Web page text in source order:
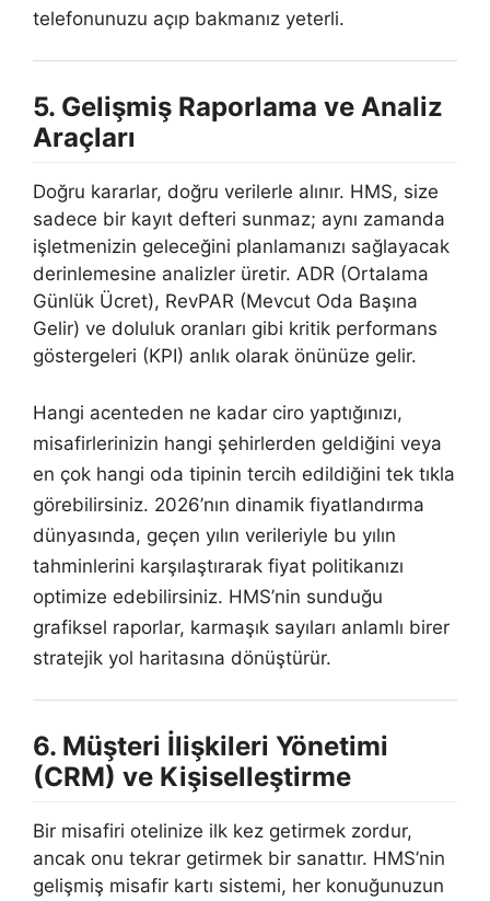
telefonunuzu açıp bakmanız yeterli.
5. Gelişmiş Raporlama ve Analiz
Araçları
Doğru kararlar, doğru verilerle alınır. HMS, size
sadece bir kayıt defteri sunmaz; aynı zamanda
işletmenizin geleceğini planlamanızı sağlayacak
derinlemesine analizler üretir. ADR (Ortalama
Günlük Ücret), RevPAR (Mevcut Oda Başına
Gelir) ve doluluk oranları gibi kritik performans
göstergeleri (KPI) anlık olarak önünüze gelir.
Hangi acenteden ne kadar ciro yaptığınızı,
misafirlerinizin hangi şehirlerden geldiğini veya
en çok hangi oda tipinin tercih edildiğini tek tıkla
görebilirsiniz. 2026’nın dinamik fiyatlandırma
dünyasında, geçen yılın verileriyle bu yılın
tahminlerini karşılaştırarak fiyat politikanızı
optimize edebilirsiniz. HMS’nin sunduğu
grafiksel raporlar, karmaşık sayıları anlamlı birer
stratejik yol haritasına dönüştürür.
6. Müşteri İlişkileri Yönetimi
(CRM) ve Kişiselleştirme
Bir misafiri otelinize ilk kez getirmek zordur,
ancak onu tekrar getirmek bir sanattır. HMS’nin
gelişmiş misafir kartı sistemi, her konuğunuzun